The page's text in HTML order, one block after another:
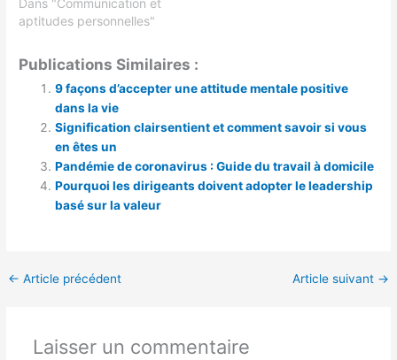
Dans "Communication et
aptitudes personnelles"
Publications Similaires :
9 façons d’accepter une attitude mentale positive
dans la vie
Signification clairsentient et comment savoir si vous
en êtes un
Pandémie de coronavirus : Guide du travail à domicile
Pourquoi les dirigeants doivent adopter le leadership
basé sur la valeur
← Article précédent Article suivant →
Laisser un commentaire